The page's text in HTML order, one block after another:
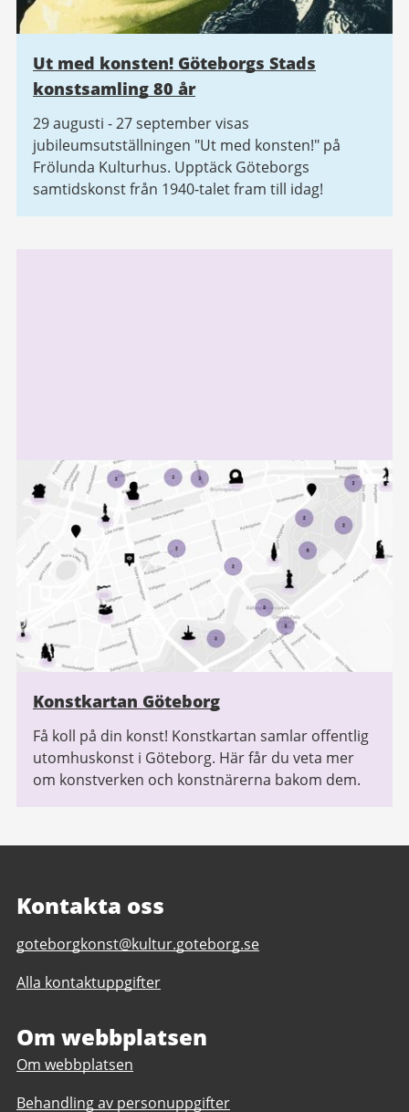
Ut med konsten! Göteborgs Stads
konstsamling 80 år
29 augusti - 27 september visas
jubileumsutställningen "Ut med konsten!" på
Frölunda Kulturhus. Upptäck Göteborgs
samtidskonst från 1940-talet fram till idag!
Konstkartan Göteborg
Få koll på din konst! Konstkartan samlar offentlig
utomhuskonst i Göteborg. Här får du veta mer
om konstverken och konstnärerna bakom dem.
Kontakta oss
E-
till
Konst
goteborgkonst@kultur.goteborg.se
Alla kontaktuppgifter
Om webbplatsen
Om webbplatsen
Behandling av personuppgifter